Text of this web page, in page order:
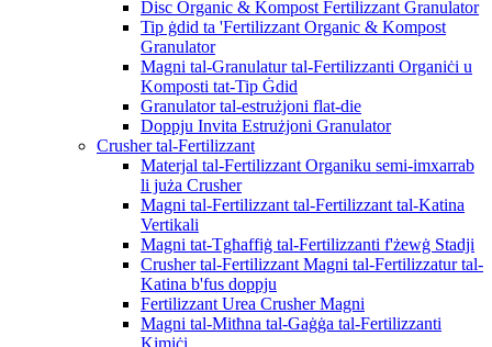
Disc Organic & Kompost Fertilizzant Granulator
Tip ġdid ta 'Fertilizzant Organic & Kompost
Granulator
Magni tal-Granulatur tal-Fertilizzanti Organiċi u
Komposti tat-Tip Ġdid
Granulator tal-estrużjoni flat-die
Doppju Invita Estrużjoni Granulator
Crusher tal-Fertilizzant
Materjal tal-Fertilizzant Organiku semi-imxarrab
li juża Crusher
Magni tal-Fertilizzant tal-Fertilizzant tal-Katina
Vertikali
Magni tat-Tgħaffiġ tal-Fertilizzanti f'żewġ Stadji
Crusher tal-Fertilizzant Magni tal-Fertilizzatur tal-
Katina b'fus doppju
Fertilizzant Urea Crusher Magni
Magni tal-Mitħna tal-Gaġġa tal-Fertilizzanti
Kimiċi